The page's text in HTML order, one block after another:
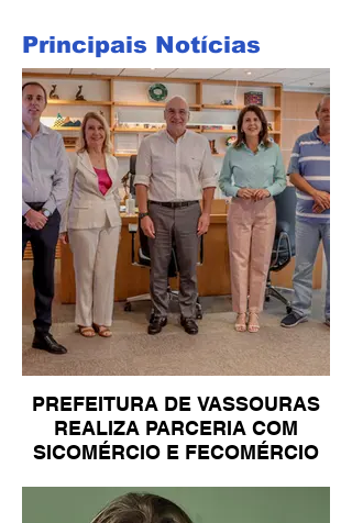
Principais Notícias
PREFEITURA DE VASSOURAS
REALIZA PARCERIA COM
SICOMÉRCIO E FECOMÉRCIO